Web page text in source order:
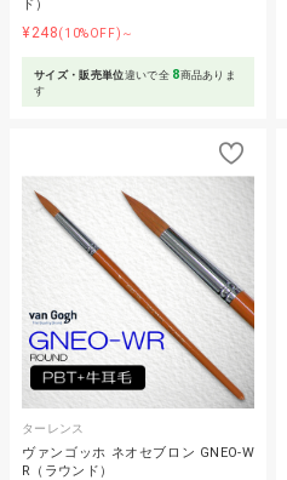
ド）
¥248(10%OFF)～
サイズ・販売単位違いで全 8商品ありま
す
ターレンス
ヴァンゴッホ ネオセブロン GNEO-W
R（ラウンド）